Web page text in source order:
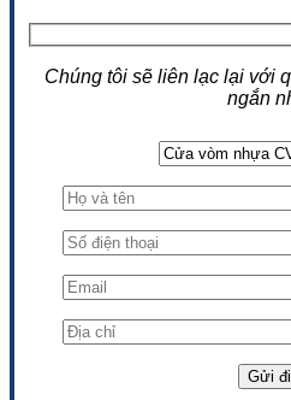
Chúng tôi sẽ liên lạc lại với
ngắn